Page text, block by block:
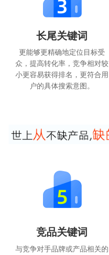
长尾关键词
更能够更精确地定位目标受
众，提高转化率，竞争相对较
小更容易获得排名，更符合用
户的具体搜索意图。
竞品关键词
与竞争对手品牌或产品相关的